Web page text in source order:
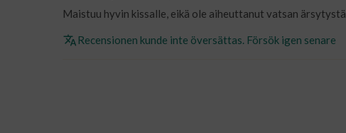
Maistuu hyvin kissalle, eikä ole aiheuttanut vatsan ärsytystä
Recensionen kunde inte översättas. Försök igen senare